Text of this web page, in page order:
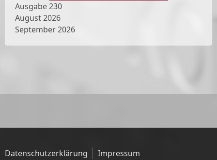
Ausgabe230
August 2026
September 2026
Datenschutzerklärung Impressum